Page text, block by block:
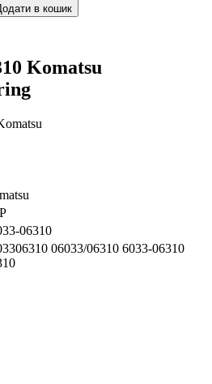
в кошик
Komatsu
06310
06033/06310 6033-06310